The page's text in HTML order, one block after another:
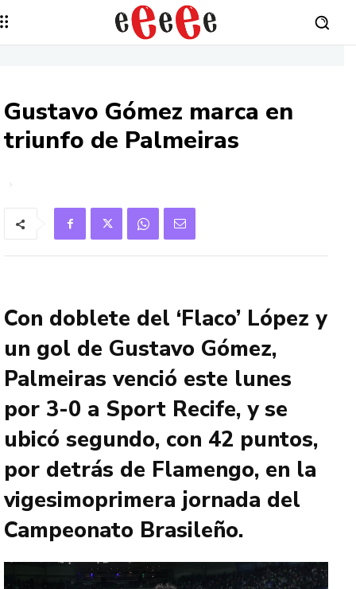
Gustavo Gómez marca en
triunfo de Palmeiras
Con doblete del ‘Flaco’ López y
un gol de Gustavo Gómez,
Palmeiras venció este lunes
por 3-0 a Sport Recife, y se
ubicó segundo, con 42 puntos,
por detrás de Flamengo, en la
vigesimoprimera jornada del
Campeonato Brasileño.